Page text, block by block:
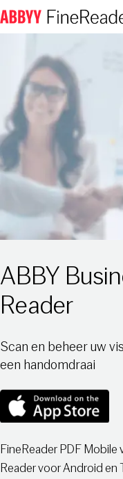
ABBY
Reader
Scan en beheer uw
een handomdraai
FineReader PDF Mobile
Reader voor Android en